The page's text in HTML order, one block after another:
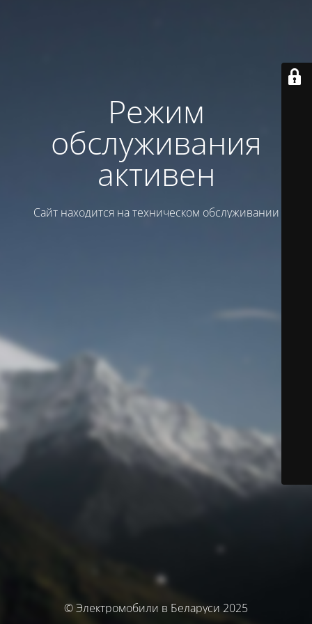
Режим
обслуживания
активен
Сайт находится на техническом обслуживании
© Электромобили в Беларуси 2025